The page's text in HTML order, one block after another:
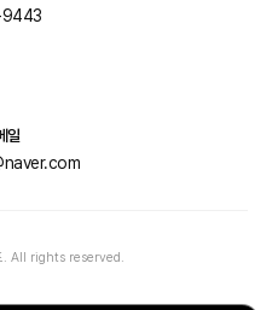
일
All rights reserved.